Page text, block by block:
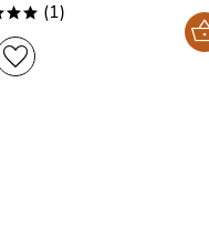
und
der Inhalt heiß
(1)